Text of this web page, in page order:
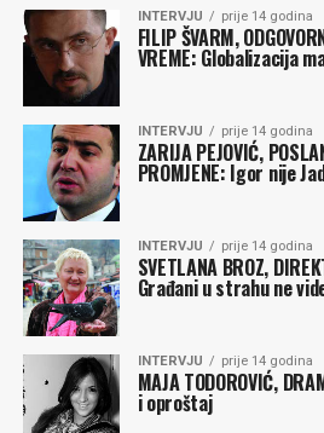
INTERVJU prije 14 godina
FILIP ŠVARM,
VREME: Globalizacija
INTERVJU prije 14 godina
ZARIJA PEJOVIĆ,
PROMJENE: Igor nije
INTERVJU prije 14 godina
SVETLANA BROZ,
Građani u strahu ne
INTERVJU prije 14 godina
MAJA TODOROVIĆ,
i oproštaj